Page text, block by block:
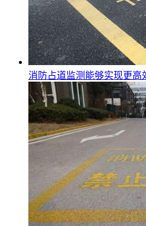
消防占道监测能够实现更高